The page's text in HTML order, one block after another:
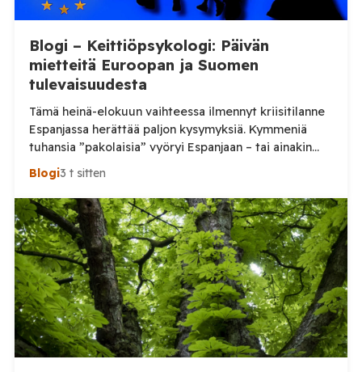
Blogi – Keittiöpsykologi: Päivän
mietteitä Euroopan ja Suomen
tulevaisuudesta
Tämä heinä-elokuun vaihteessa ilmennyt kriisitilanne
Espanjassa herättää paljon kysymyksiä. Kymmeniä
tuhansia ”pakolaisia” vyöryi Espanjaan – tai ainakin
tuhansia, kun en aivan tarkkaa tilannetta tiedä.
Viimeisin tieto, jonka näin oli perjantai-illalta
somepäivityksessä n. 60 000, eli aivan järjetön määrä.
Tämä voi olla yläkanttiin, mutta kuitenkin todella
suuri määrä. (Tosin tilanne on jo ilmeisimmin ohi,
mutta koskaan […]
Blogi3 t sitten